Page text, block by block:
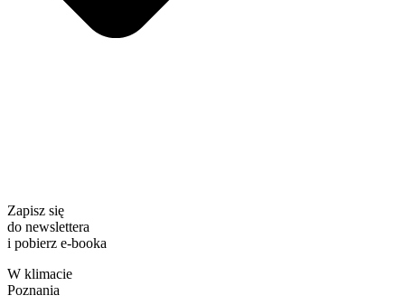
Zapisz się
do newslettera
i pobierz e-booka
W klimacie
Poznania